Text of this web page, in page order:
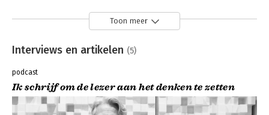
Toon meer
Interviews en artikelen (5)
podcast
Ik schrijf om de lezer aan het denken te zetten